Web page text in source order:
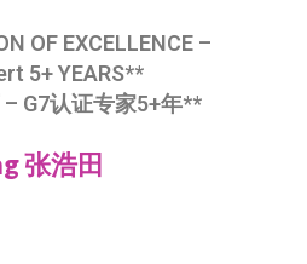
OF EXCELLENCE –
5+ YEARS**
G7认证专家5+年**
张浩田